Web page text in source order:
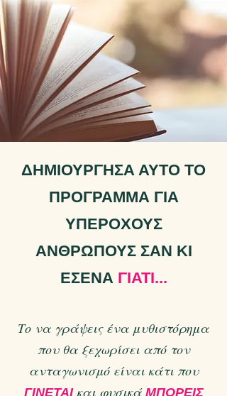
ΔΗΜΙΟΥΡΓΗΣΑ ΑΥΤΟ ΤΟ
ΠΡΟΓΡΑΜΜΑ ΓΙΑ
ΥΠΕΡΟΧΟΥΣ
ΑΝΘΡΩΠΟΥΣ ΣΑΝ ΚΙ
ΕΣΕΝΑ ΓΙΑΤΙ...
Το να γράψεις ένα μυθιστόρημα
που θα ξεχωρίσει από τον
ανταγωνισμό είναι κάτι που
ΓΙΝΕΤΑΙ και φυσικά ΜΠΟΡΕΙΣ